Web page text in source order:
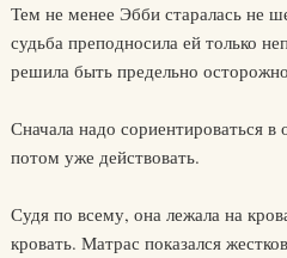
Тем не менее Эбби старалась не
судьба преподносила ей только
решила быть предельно
Сначала надо сориентироваться
потом уже действовать.
Судя по всему, она лежала на
кровать. Матрас показался